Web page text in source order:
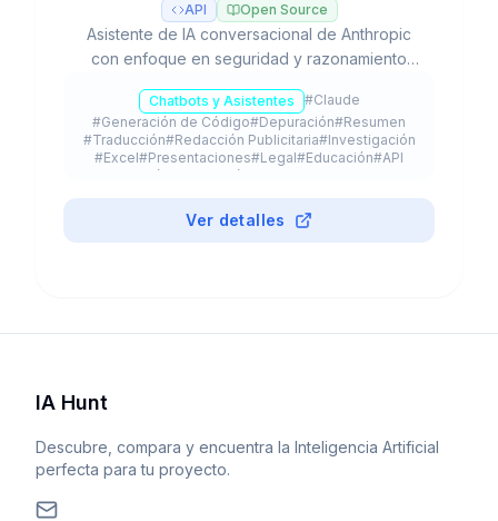
API Open Source
Asistente de IA conversacional de Anthropic
con enfoque en seguridad y razonamiento
flujos de trabajo agénticos con modelos Opus,
Sonnet y Haiku.
Chatbots y Asistentes #Claude
#Generación de Código#Depuración#Resumen
#Traducción#Redacción Publicitaria#Investigación
#Excel#Presentaciones#Legal#Educación#API
App Móvil Extensión de Navegador
Ver detalles
IA Hunt
Descubre, compara y encuentra la Inteligencia Artificial
perfecta para tu proyecto.